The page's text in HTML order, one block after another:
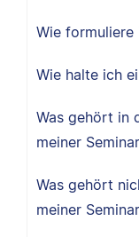
Wie formuliere
Wie halte ich
Was gehört in
meiner
Was gehört
meiner